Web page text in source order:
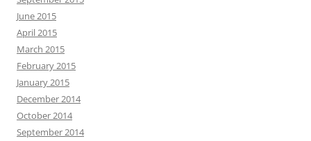
June 2015
April 2015
March 2015
February 2015
January 2015
December 2014
October 2014
September 2014